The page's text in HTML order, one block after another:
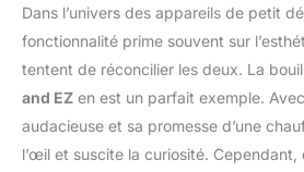
Dans l’univers des appareils de petit
fonctionnalité prime souvent sur
tentent de réconcilier les deux. La
and EZ en est un parfait exemple.
audacieuse et sa promesse d’une
l’œil et suscite la curiosité.